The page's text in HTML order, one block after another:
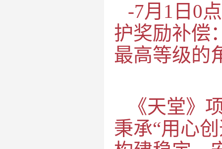
-7月 1 日 0点
护奖励补偿
最高等级的
《天堂》
秉承“用心